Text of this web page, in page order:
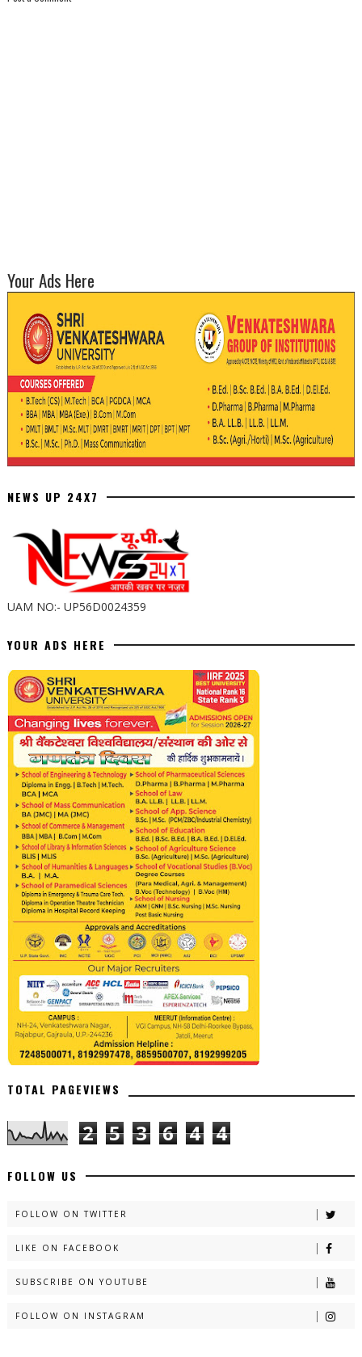
Your Ads Here
NEWS UP 24X7
UAM NO:- UP56D0024359
YOUR ADS HERE
TOTAL PAGEVIEWS
2 5 3 6 4 4
FOLLOW US
FOLLOW ON TWITTER
LIKE ON FACEBOOK
SUBSCRIBE ON YOUTUBE
FOLLOW ON INSTAGRAM